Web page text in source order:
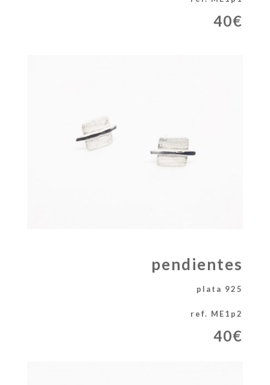
40€
pendientes
plata 925
ref. ME1p2
40€